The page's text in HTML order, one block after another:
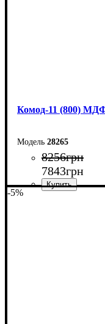
Комод-11 (800)
28265
8256грн
7843грн
-5%